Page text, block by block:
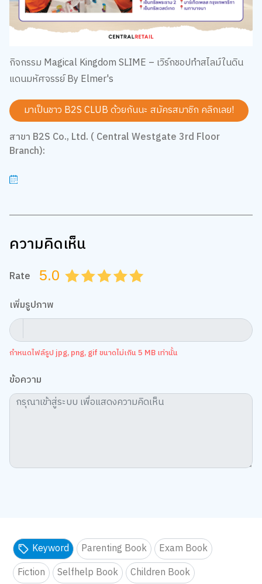
กิจกรรม Magical Kingdom SLIME – เวิร์กชอปทำสไลม์ในดิน
แดนมหัศจรรย์ By Elmer's
มาเป็นชาว B2S CLUB ด้วยกันนะ สมัครสมาชิก คลิกเลย!
สาขา B2S Co., Ltd. ( Central Westgate 3rd Floor
Branch):
ความคิดเห็น
Rate 5.0 4.5
4.0
3.5
3.0
2.5
2.0
1.5
1.0
0.5
เพิ่มรูปภาพ
กำหนดไฟล์รูป jpg, png, gif ขนาดไม่เกิน 5 MB เท่านั้น
ข้อความ
Keyword Parenting Book
Exam Book
Fiction
Selfhelp Book
Children Book